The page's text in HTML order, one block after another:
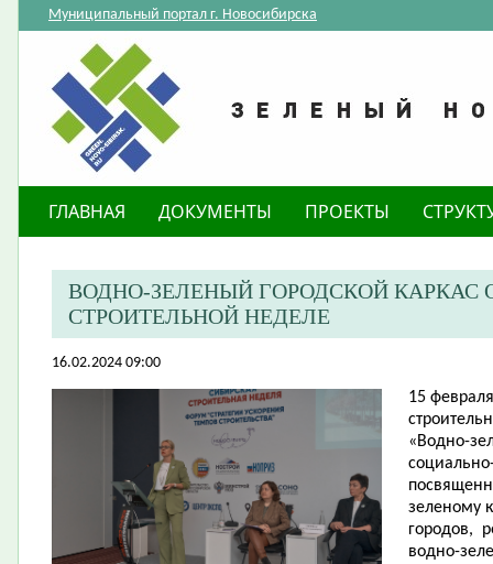
Муниципальный портал г. Новосибирска
ГЛАВНАЯ ДОКУМЕНТЫ ПРОЕКТЫ
​ВОДНО-ЗЕЛЕНЫЙ ГОРОДСКОЙ КАРКАС
СТРОИТЕЛЬНОЙ НЕДЕЛЕ
16.02.2024 09:00
15 фев
«Водно-
зеленому
городов,
водно-